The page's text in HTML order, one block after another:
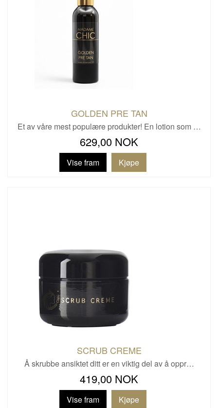
GOLDEN PRE TAN
Et av våre mest populære produkter! En lotion som …
629,00 NOK
Vise fram
SCRUB CREME
Å skrubbe ansiktet ditt er en viktig del av å oppr…
419,00 NOK
Vise fram